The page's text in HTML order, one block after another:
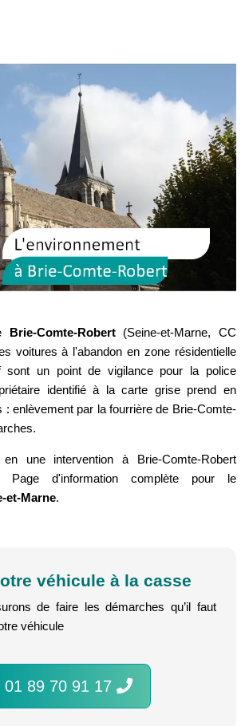
Brie-Comte-Robert(Seine-et-Marne, CC
voitures à l'abandon en zone résidentielle
sont un point de vigilance pour la police
identifié à la carte grise prend en
: enlèvement par la fourrière de Brie-Comte-
une intervention à Brie-Comte-Robert
Page d'information complète pour le
et-Marne.
véhicule à la casse
de faire les démarches qu’il faut
véhicule
01 89 70 91 17